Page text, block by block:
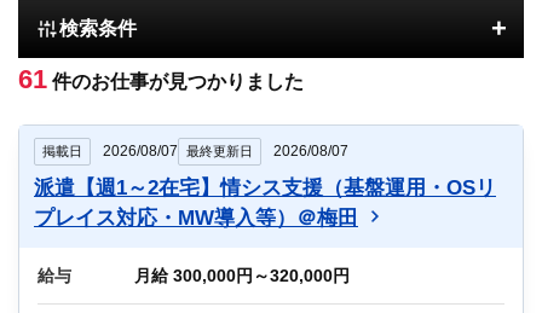
登録の流れ
派遣の知識
企業の方へ
CMSについて
検索条件
+
61 件のお仕事が見つかりました
掲載日 2026/08/07 最終更新日 2026/08/07
派遣【週1～2在宅】情シス支援（基盤運用・OSリ
プレイス対応・MW導入等）＠梅田
給与 月給 300,000円～320,000円